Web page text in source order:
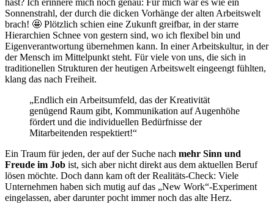
hast? Ich erinnere mich noch genau: Für mich war es wie ein
Sonnenstrahl, der durch die dicken Vorhänge der alten Arbeitswelt
brach! 🤩 Plötzlich schien eine Zukunft greifbar, in der starre
Hierarchien Schnee von gestern sind, wo ich flexibel bin und
Eigenverantwortung übernehmen kann. In einer Arbeitskultur, in der
der Mensch im Mittelpunkt steht. Für viele von uns, die sich in
traditionellen Strukturen der heutigen Arbeitswelt eingeengt fühlten,
klang das nach Freiheit.
„Endlich ein Arbeitsumfeld, das der Kreativität
genügend Raum gibt, Kommunikation auf Augenhöhe
fördert und die individuellen Bedürfnisse der
Mitarbeitenden respektiert!“
Ein Traum für jeden, der auf der Suche nach mehr Sinn und
Freude im Job ist, sich aber nicht direkt aus dem aktuellen Beruf
lösen möchte. Doch dann kam oft der Realitäts-Check: Viele
Unternehmen haben sich mutig auf das „New Work“-Experiment
eingelassen, aber darunter pocht immer noch das alte Herz.